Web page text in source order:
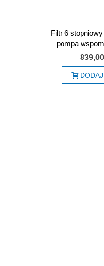
Filtr 6
pompa
839,00